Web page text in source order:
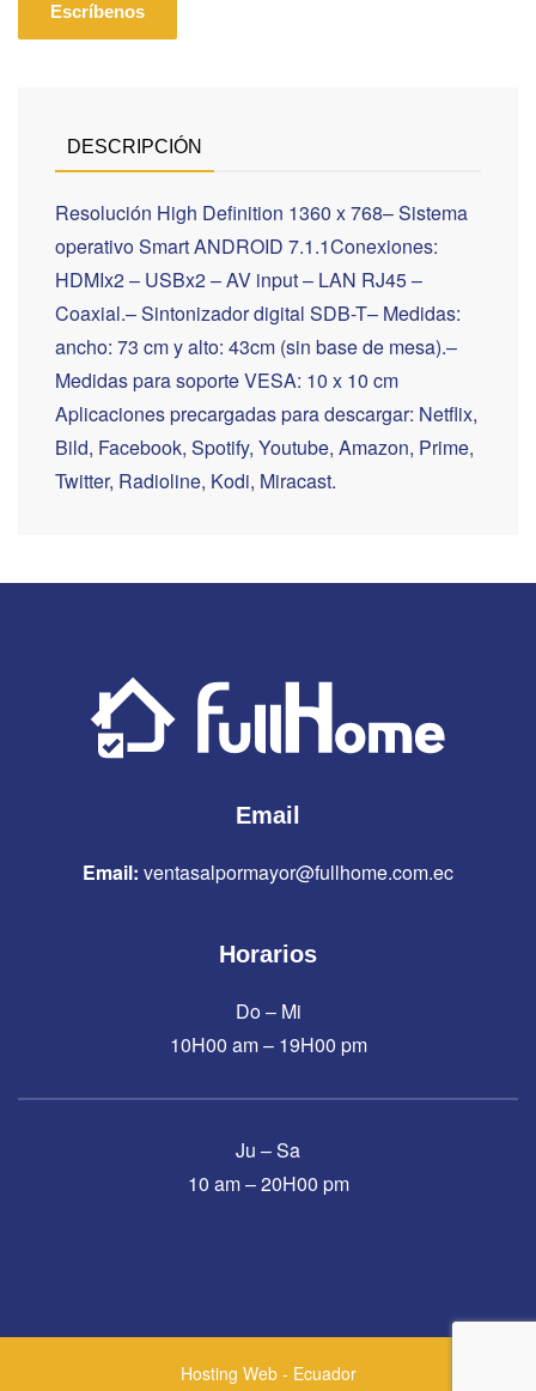
Escríbenos
DESCRIPCIÓN
Resolución High Definition 1360 x 768– Sistema
operativo Smart ANDROID 7.1.1Conexiones:
HDMIx2 – USBx2 – AV input – LAN RJ45 –
Coaxial.– Sintonizador digital SDB-T– Medidas:
ancho: 73 cm y alto: 43cm (sin base de mesa).–
Medidas para soporte VESA: 10 x 10 cm
Aplicaciones precargadas para descargar: Netflix,
Bild, Facebook, Spotify, Youtube, Amazon, Prime,
Twitter, Radioline, Kodi, Miracast.
Email
Email: ventasalpormayor@fullhome.com.ec
Horarios
Do – Mi
10H00 am – 19H00 pm
Ju – Sa
10 am – 20H00 pm
Hosting Web - Ecuador